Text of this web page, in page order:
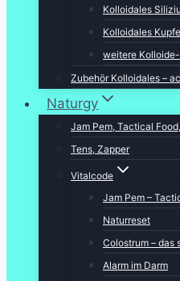
Kolloidales
Kolloidales
weitere
Zubehör Kolloidales –
Naturgy
Jam Pem, Tactical
Tens, Zapper
Vitalcode
Jam Pem –
Naturreset
Colostrum – das
Alarm im Darm